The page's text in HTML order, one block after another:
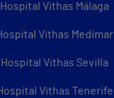
Hospital Vithas Málaga
Vithas Medimar
Hospital Vithas Sevilla
Vithas Tenerife